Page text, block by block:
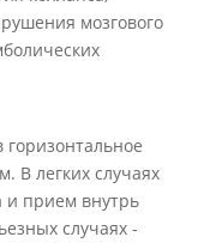
мозгового
В легких случаях
и прием внутрь
случаях -